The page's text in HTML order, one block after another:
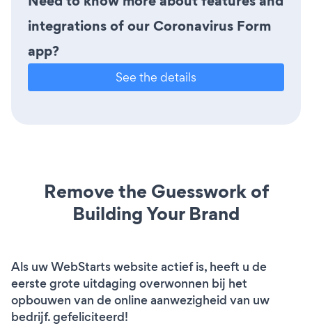
integrations of our Coronavirus Form
app?
See the details
Remove the Guesswork of
Building Your Brand
Als uw WebStarts website actief is, heeft u de
eerste grote uitdaging overwonnen bij het
opbouwen van de online aanwezigheid van uw
bedrijf. gefeliciteerd!